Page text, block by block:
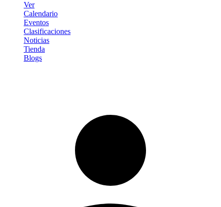
Ver
Calendario
Eventos
Clasificaciones
Noticias
Tienda
Blogs